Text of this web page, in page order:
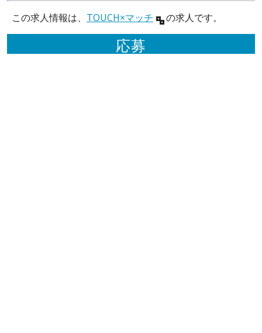
この求人情報は、 TOUCH×マッチ の求人です。
応募